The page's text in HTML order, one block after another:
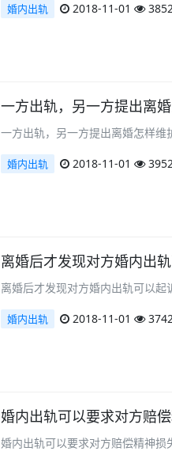
婚内出轨 2018-11-01
一方出轨，另一方提出离
一方出轨，另一方提出离婚怎样维
婚内出轨 2018-11-01
离婚后才发现对方婚内出
离婚后才发现对方婚内出轨可以起
婚内出轨 2018-11-01
婚内出轨可以要求对方赔
婚内出轨可以要求对方赔偿精神损